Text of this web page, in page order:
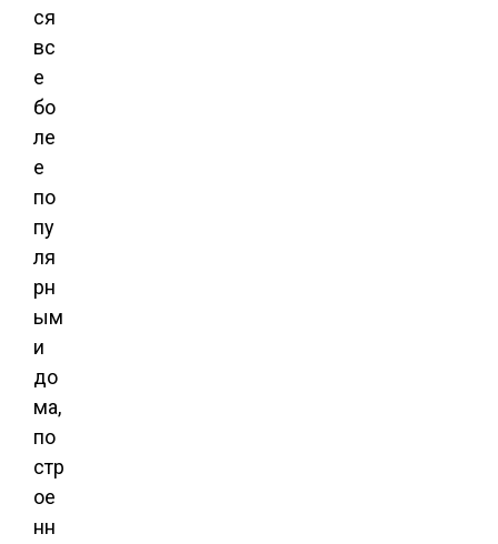
ся
вс
е
бо
ле
е
по
пу
ля
рн
ым
и
до
ма,
по
стр
ое
нн